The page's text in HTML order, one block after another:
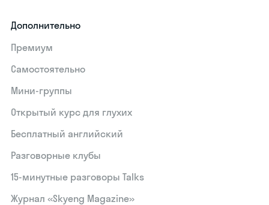
Дополнительно
Премиум
Самостоятельно
Мини-группы
Открытый курс для глухих
Бесплатный английский
Разговорные клубы
15‑минутные разговоры Talks
Журнал «Skyeng Magazine»